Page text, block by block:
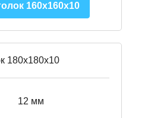
160х160х10
180х180х10
12 мм